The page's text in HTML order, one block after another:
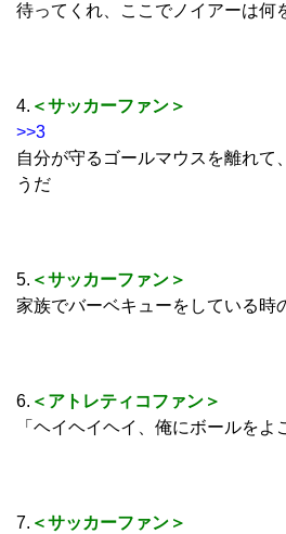
待ってくれ、ここでノイアーは何
4. ＜サッカーファン＞
>>3
自分が守るゴールマウスを離れて
うだ
5. ＜サッカーファン＞
家族でバーベキューをしている時
6. ＜アトレティコファン＞
「ヘイヘイヘイ、俺にボールをよ
7. ＜サッカーファン＞